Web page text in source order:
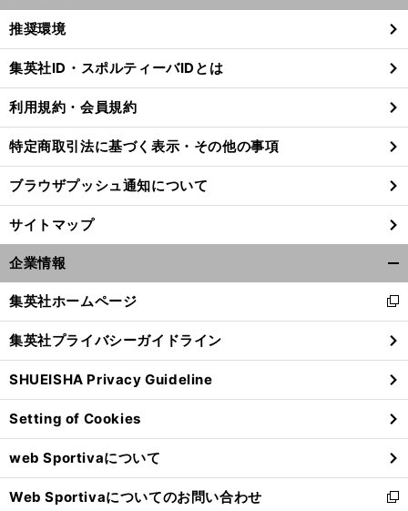
前
閉
る
推奨環境
集英社ID・スポルティーバIDとは
利用規約・会員規約
特定商取引法に基づく表示・その他の事項
ブラウザプッシュ通知について
サイトマップ
企業情報
閉
る
集英社ホームページ
新
し
い
ウ
ィ
ン
ド
ウ
で
開
く
集英社プライバシーガイドライン
SHUEISHA Privacy Guideline
Setting of Cookies
web Sportivaについて
Web Sportivaについてのお問い合わせ
新